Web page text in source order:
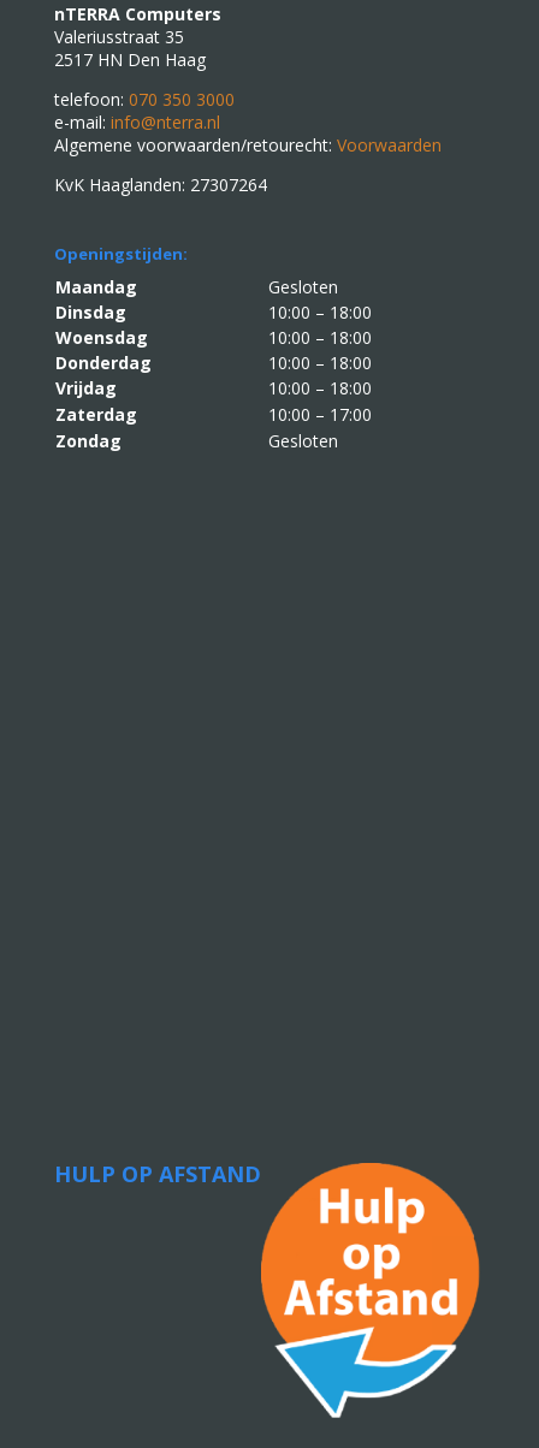
nTERRA Computers
Valeriusstraat 35
2517 HN Den Haag
telefoon: 070 350 3000
e-mail: info@nterra.nl
Algemene voorwaarden/retourecht: Voorwaarden
KvK Haaglanden: 27307264
Openingstijden:
Maandag
Gesloten
Dinsdag
10:00 – 18:00
Woensdag
10:00 – 18:00
Donderdag
10:00 – 18:00
Vrijdag
10:00 – 18:00
Zaterdag
10:00 – 17:00
Zondag
Gesloten
HULP OP AFSTAND